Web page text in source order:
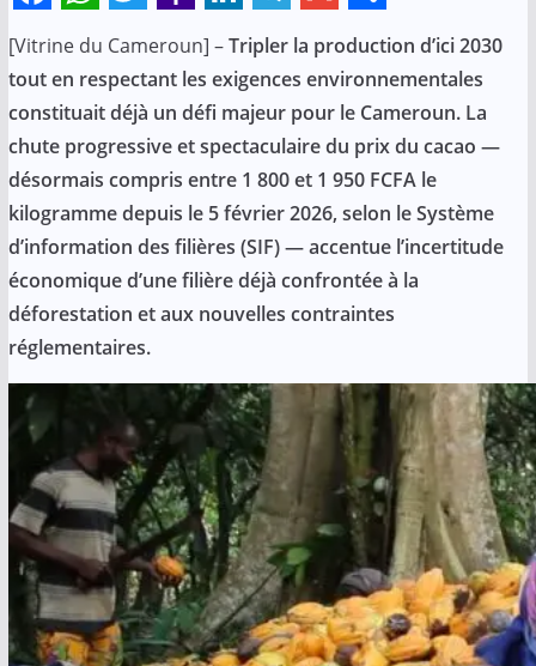
F
a
c
e
b
o
o
k
W
h
a
t
s
A
p
p
T
w
i
t
t
e
r
a
h
o
o
M
a
i
l
L
i
n
k
e
d
I
n
T
e
l
e
g
r
a
m
m
a
i
l
S
h
a
r
e
[Vitrine du Cameroun] –Tripler la production d’ici 2030
tout en respectant les exigences environnementales
constituait déjà un défi majeur pour le Cameroun. La
chute progressive et spectaculaire du prix du cacao —
désormais compris entre 1 800 et 1 950 FCFA le
kilogramme depuis le 5 février 2026, selon le Système
d’information des filières (SIF) — accentue l’incertitude
économique d’une filière déjà confrontée à la
déforestation et aux nouvelles contraintes
réglementaires.